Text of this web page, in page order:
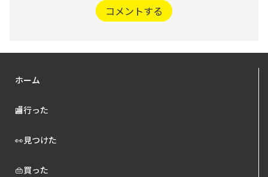
コメントする
ホーム
🏬行った
👀見つけた
👜買った